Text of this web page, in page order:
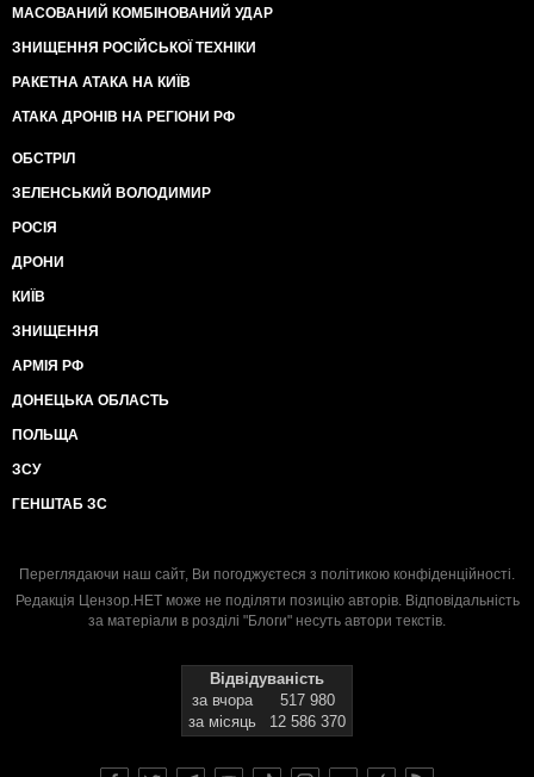
МАСОВАНИЙ КОМБІНОВАНИЙ УДАР
ЗНИЩЕННЯ РОСІЙСЬКОЇ ТЕХНІКИ
РАКЕТНА АТАКА НА КИЇВ
АТАКА ДРОНІВ НА РЕГІОНИ РФ
ОБСТРІЛ
ЗЕЛЕНСЬКИЙ ВОЛОДИМИР
РОСІЯ
ДРОНИ
КИЇВ
ЗНИЩЕННЯ
АРМІЯ РФ
ДОНЕЦЬКА ОБЛАСТЬ
ПОЛЬЩА
ЗСУ
ГЕНШТАБ ЗС
Переглядаючи наш сайт, Ви погоджуєтеся з політикою конфіденційності.
Редакція Цензор.НЕТ може не поділяти позицію авторів. Відповідальність
за матеріали в розділі "Блоги" несуть автори текстів.
Відвідуваність
за вчора
517 980
за місяць
12 586 370